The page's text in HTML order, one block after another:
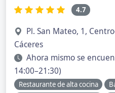
4.7
Pl. San Mateo, 1,
Cáceres
Ahora mismo se
14:00–21:30)
Restaurante de alta cocina